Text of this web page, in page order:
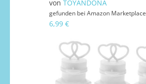
von TOYANDONA
gefunden bei Amazon Marketplace
6,99 €